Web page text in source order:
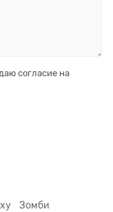
согласие на
Зомби